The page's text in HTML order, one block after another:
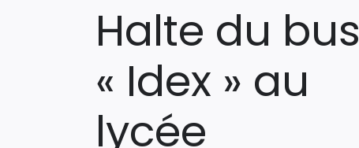
Halte du bus
« Idex » au
lycée